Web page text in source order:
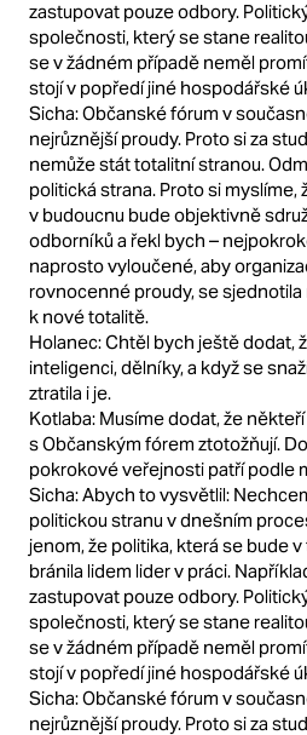
zastupovat pouze odbory.
společnosti, který se stane
se v žádném případě neměl
stojí v popředí jiné hospodářské
Sicha: Občanské fórum v
nejrůznější proudy. Proto si za
nemůže stát totalitní stranou.
politická strana. Proto si myslíme,
v budoucnu bude objektivně
odborníků a řekl bych –
naprosto vyloučené, aby
rovnocenné proudy, se sjednotila
k nové totalitě.
Holanec: Chtěl bych ještě dodat,
inteligenci, dělníky, a když se
ztratila i je.
Kotlaba: Musíme dodat, že
s Občanským fórem ztotožňují.
pokrokové veřejnosti patří podle
Sicha: Abych to vysvětlil:
politickou stranu v dnešním
jenom, že politika, která se bude
bránila lidem lider v práci.
zastupovat pouze odbory.
společnosti, který se stane
se v žádném případě neměl
stojí v popředí jiné hospodářské
Sicha: Občanské fórum v
nejrůznější proudy. Proto si za